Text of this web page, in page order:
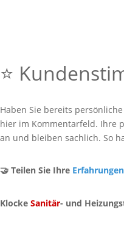
⭐
Haben Sie bereits
hier im Kommentarfeld. Ihre
an und bleiben sachlich. So
🤝 Teilen Sie Ihre Erfahrungen
Klocke Sanitär- und